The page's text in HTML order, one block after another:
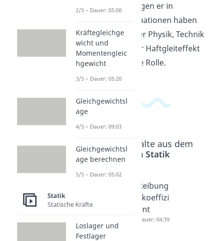
welche Auswirkungen er in
verschiedenen Situationen haben
kann. Egal ob in der Physik, Technik
oder im Alltag - der Haftgleiteffekt
spielt eine wichtige Rolle.
Beliebte Inhalte aus dem
BereichStatik
Gleitreib
ung,
Rollreib
Reibung
skoeffizi
ent
Dauer: 04:39
2/5 – Dauer: 05:00
Kräftegleichge
wicht und
Momentengleic
hgewicht
3/5 – Dauer: 05:20
Gleichgewichtsl
age
4/5 – Dauer: 09:03
Gleichgewichtsl
age berechnen
5/5 – Dauer: 05:02
Statik
Statische Kräfte
Loslager und
Festlager